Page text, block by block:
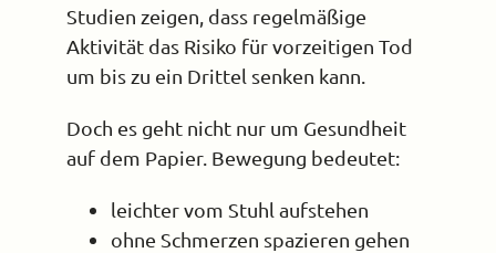
Studien zeigen, dass regelmäßige
Aktivität das Risiko für vorzeitigen Tod
um bis zu ein Drittel senken kann.
Doch es geht nicht nur um Gesundheit
auf dem Papier. Bewegung bedeutet:
leichter vom Stuhl aufstehen
ohne Schmerzen spazieren gehen